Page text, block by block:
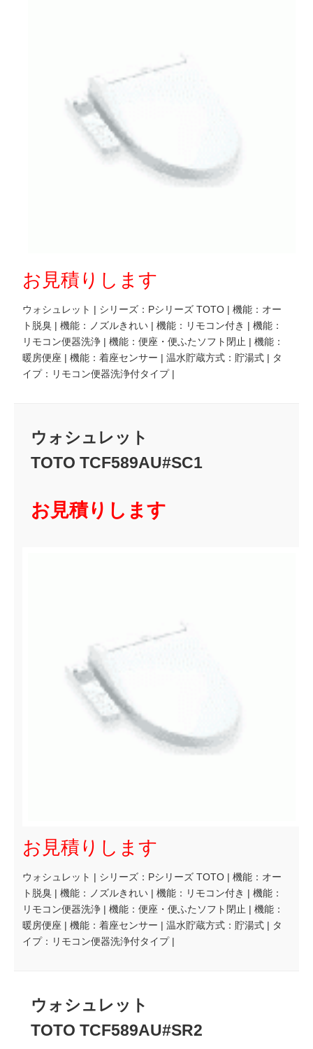
お見積りします
ウォシュレット | シリーズ：Pシリーズ TOTO | 機能：オー
ト脱臭 | 機能：ノズルきれい | 機能：リモコン付き | 機能：
リモコン便器洗浄 | 機能：便座・便ふたソフト閉止 | 機能：
暖房便座 | 機能：着座センサー | 温水貯蔵方式：貯湯式 | タ
イプ：リモコン便器洗浄付タイプ |
ウォシュレット
TOTO TCF589AU#SC1
お見積りします
お見積りします
ウォシュレット | シリーズ：Pシリーズ TOTO | 機能：オー
ト脱臭 | 機能：ノズルきれい | 機能：リモコン付き | 機能：
リモコン便器洗浄 | 機能：便座・便ふたソフト閉止 | 機能：
暖房便座 | 機能：着座センサー | 温水貯蔵方式：貯湯式 | タ
イプ：リモコン便器洗浄付タイプ |
ウォシュレット
TOTO TCF589AU#SR2